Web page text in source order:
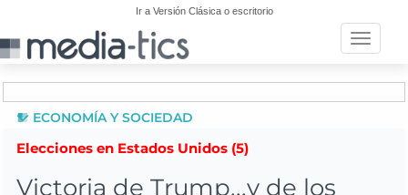
Ir a Versión Clásica o escritorio
Toggle
ECONOMÍA Y SOCIEDAD
Elecciones en Estados Unidos (5)
Victoria de Trump...y de los